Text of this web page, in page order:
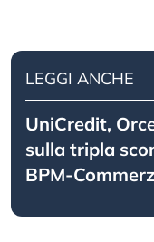
LEGGI ANCHE
UniCredit,
sulla tripla
BPM-Commerz